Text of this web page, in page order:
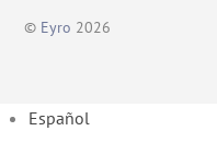
© Eyro 2026
Español